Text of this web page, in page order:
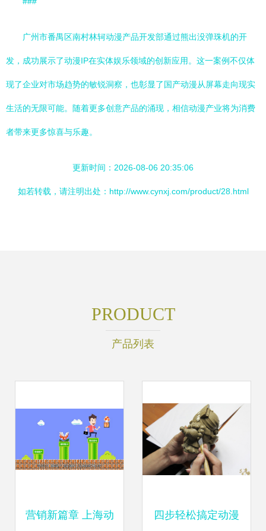
广州市番禺区南村林轲动漫产品开发部通过熊出没弹珠机的开
发，成功展示了动漫IP在实体娱乐领域的创新应用。这一案例不仅体
现了企业对市场趋势的敏锐洞察，也彰显了国产动漫从屏幕走向现实
生活的无限可能。随着更多创意产品的涌现，相信动漫产业将为消费
者带来更多惊喜与乐趣。
更新时间：2026-08-06 20:35:06
如若转载，请注明出处：http://www.cynxj.com/product/28.html
PRODUCT
产品列表
营销新篇章 上海动 四步轻松搞定动漫